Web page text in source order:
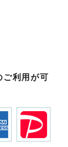
利用が可